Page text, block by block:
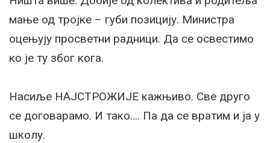
мање од тројке – губи позицију. Министра
оцењују просветни радници. Да се освестимо
ко је ту због кога.
Насиље НАЈСТРОЖИЈЕ кажњиво. Све друго
се договарамо. И тако…. Па да се вратим и ја у
школу.